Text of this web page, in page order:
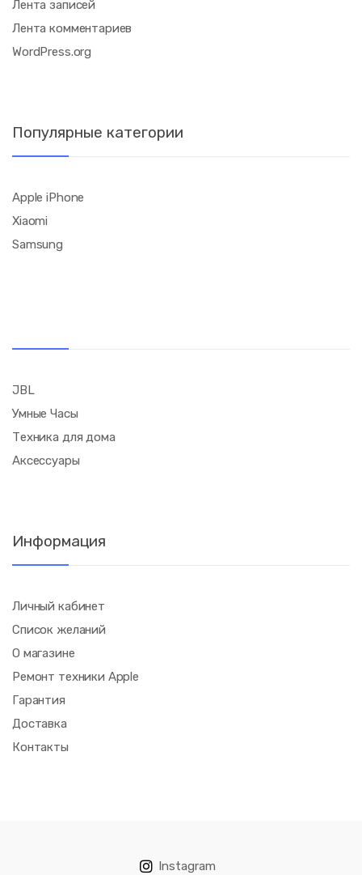
Лента записей
Лента комментариев
WordPress.org
Популярные категории
Apple iPhone
Xiaomi
Samsung
JBL
Умные Часы
Техника для дома
Аксессуары
Информация
Личный кабинет
Список желаний
О магазине
Ремонт техники Apple
Гарантия
Доставка
Контакты
Instagram